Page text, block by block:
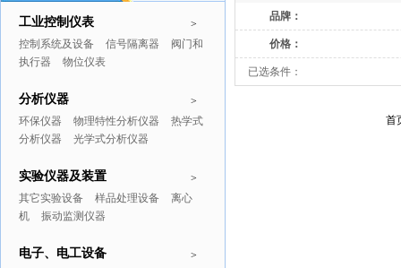
>
工业控制仪表
控制系统及设备 信号隔离器
阀门和
执行器
物位仪表
>
分析仪器
环保仪器 物理特性分析仪器
热学式
分析仪器
光学式分析仪器
>
实验仪器及装置
其它实验设备 样品处理设备
离心
机
振动监测仪器
>
电子、电工设备
品牌：
价格：
已选条件：
首